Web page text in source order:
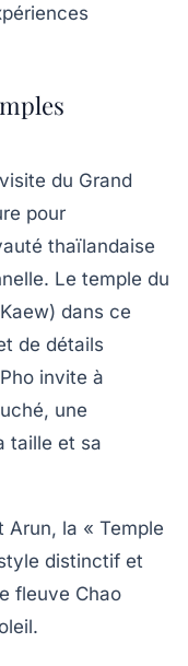
du Grand
pour
thaïlandaise
Le temple du
dans ce
de détails
invite à
une
taille et sa
Arun, la « Temple
distinctif et
fleuve Chao